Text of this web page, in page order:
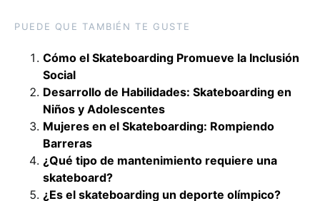
PUEDE QUE TAMBIÉN TE GUSTE
Cómo el Skateboarding Promueve la Inclusión
Social
Desarrollo de Habilidades: Skateboarding en
Niños y Adolescentes
Mujeres en el Skateboarding: Rompiendo
Barreras
¿Qué tipo de mantenimiento requiere una
skateboard?
¿Es el skateboarding un deporte olímpico?